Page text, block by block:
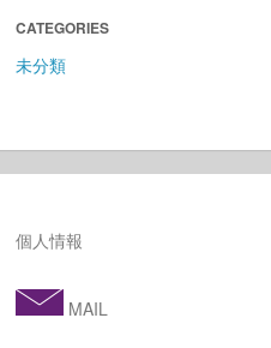
CATEGORIES
未分類
個人情報
MAIL